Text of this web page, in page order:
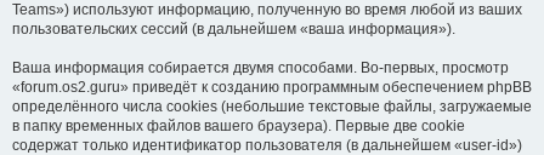
Teams») используют информацию, полученную во время любой из ваших
пользовательских сессий (в дальнейшем «ваша информация»).
Ваша информация собирается двумя способами. Во-первых, просмотр
«forum.os2.guru» приведёт к созданию программным обеспечением phpBB
определённого числа cookies (небольшие текстовые файлы, загружаемые
в папку временных файлов вашего браузера). Первые две cookie
содержат только идентификатор пользователя (в дальнейшем «user-id»)